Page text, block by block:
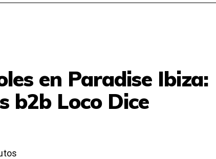
en Paradise Ibiza:
b2b Loco Dice